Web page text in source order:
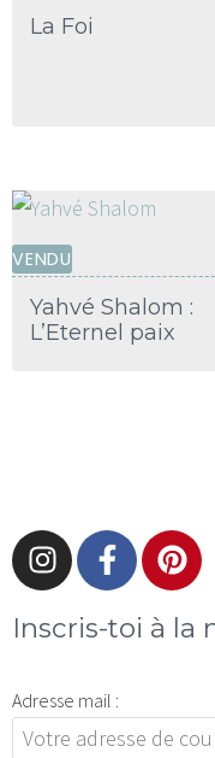
La Foi
VENDU
Yahvé Shalom :
L’Eternel paix
Inscris-toi à la
Adresse mail :